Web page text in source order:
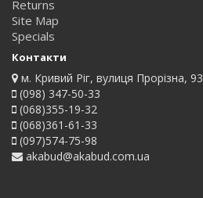
Returns
Site Map
Specials
Контакти
м. Кривий Ріг, вулиця Прорізна, 93
(098) 347-50-33
(068)355-19-32
(068)361-61-33
(097)574-75-98
akabud@akabud.com.ua